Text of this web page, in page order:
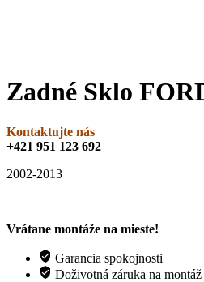
Zadné Sklo
Kontaktujte nás
+421 951 123 692
2002-2013
Vrátane montáže na mieste!
Garancia spokojnosti
Doživotná záruka na montáž